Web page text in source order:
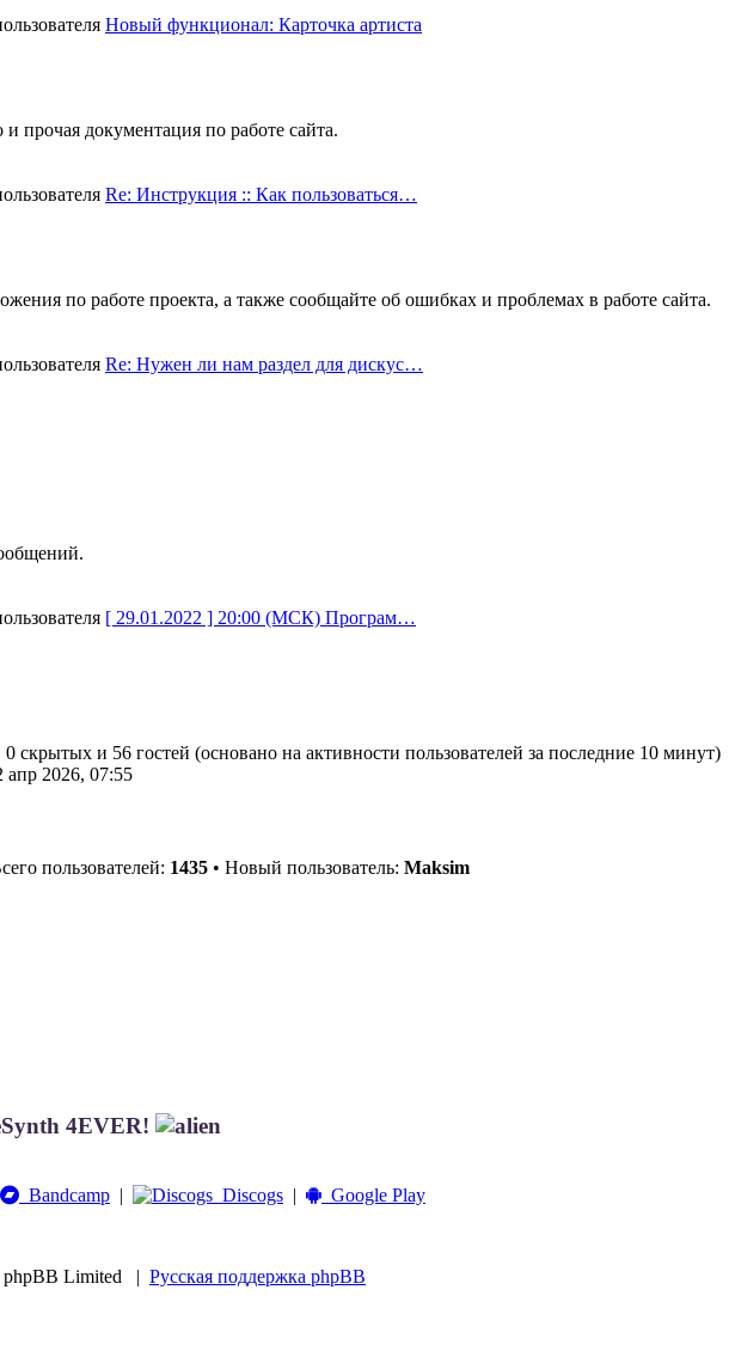
Новый функционал: Карточка артиста
прочая документация по работе сайта.
Re: Инструкция :: Как пользоваться…
по работе проекта, а также сообщайте об ошибках и проблемах в работе сайта.
Re: Нужен ли нам раздел для дискус…
[ 29.01.2022 ] 20:00 (МСК) Програм…
скрытых и 56 гостей (основано на активности пользователей за последние 10 минут)
апр 2026, 07:55
пользователей: 1435 • Новый пользователь: Maksim
4EVER!
Bandcamp | Discogs | Google Play
Limited | Русская поддержка phpBB